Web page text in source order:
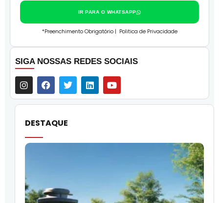
IR PARA O WHATSAPP
*Preenchimento Obrigatório | Politica de Privacidade
SIGA NOSSAS REDES SOCIAIS
DESTAQUE